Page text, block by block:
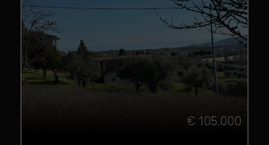
€ 105.000